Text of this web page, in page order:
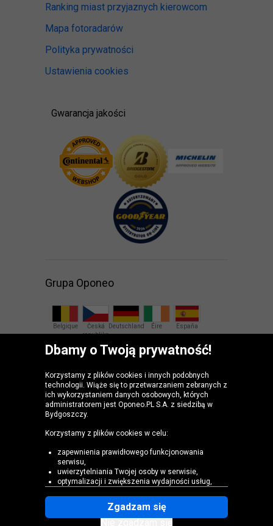
Ranking miast przyjaznych kierowcom
Mapa fotoradarów
Polityka prywatności
Ustawienia cookies
Gwarancja jakości
Grupa Oponeo
Belgique
Česká
republika
Deutschland Éire España
Slovenská
republika
United
Kingdom
Mapa witryny
Dbamy o Twoją prywatność!
Korzystamy z plików cookies i innych podobnych
technologii. Wiąże się to przetwarzaniem zebranych z
ich wykorzystaniem danych osobowych, których
administratorem jest Oponeo.PL S.A. z siedzibą w
Bydgoszczy.
Korzystamy z plików cookies w celu:
zapewnienia prawidłowego funkcjonowania
serwisu,
uwierzytelniania Twojej osoby w serwisie,
optymalizacji i zwiększenia wydajności usług,
preferencji i ustawień,
prowadzenia analiz i badań, które pomagają
zrozumieć, w jaki sposób korzystasz ze stron
Zgadzam się